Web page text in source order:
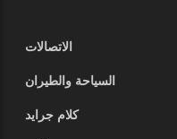
الاتصالات
السياحة والطيران
كلام جرايد